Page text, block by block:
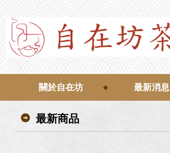
關於自在坊 最新消息
最新商品